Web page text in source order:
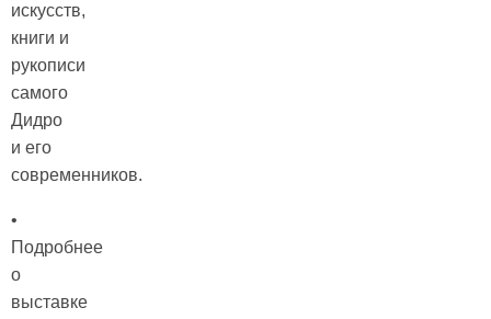
искусств,
книги и
рукописи
самого
Дидро
и его
современников.
•
Подробнее
о
выставке